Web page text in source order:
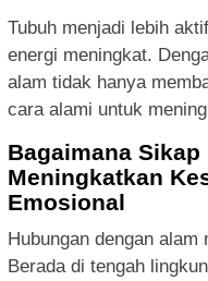
Tubuh menjadi lebih
energi meningkat.
alam tidak hanya
cara alami untuk
Bagaimana
Meningkatkan
Emosional
Hubungan dengan
Berada di tengah